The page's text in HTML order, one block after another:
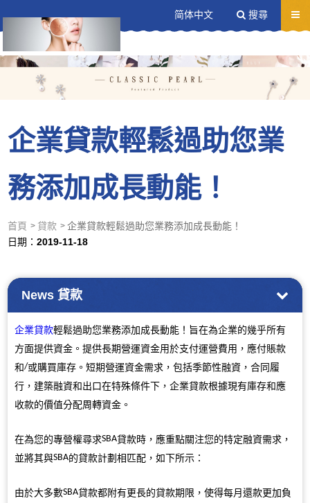
送出
简体中文 搜尋
企業貸款輕鬆過助您業
務添加成長動能！
首頁 貸款
企業貸款輕鬆過助您業務添加成長動能！
日期：2019-11-18
News貸款
企業貸款輕鬆過助您業務添加成長動能！旨在為企業的幾乎所有
方面提供資金。提供長期營運資金用於支付運營費用，應付賬款
和/或購買庫存。短期營運資金需求，包括季節性融資，合同履
行，建築融資和出口在特殊條件下，企業貸款根據現有庫存和應
收款的價值分配周轉資金。
在為您的專營權尋求SBA貸款時，應重點關注您的特定融資需求，
並將其與SBA的貸款計劃相匹配，如下所示：
由於大多數SBA貸款都附有更長的貸款期限，使得每月還款更加負